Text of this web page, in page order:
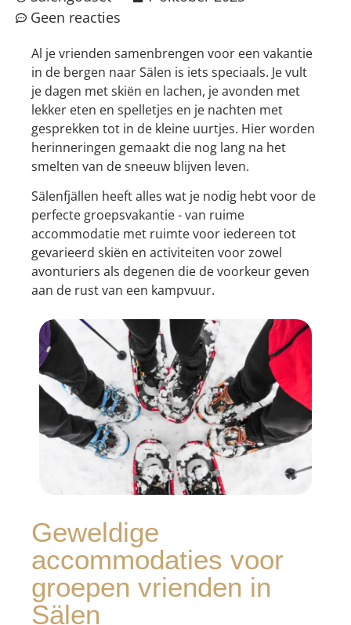
Geen reacties
Al je vrienden samenbrengen voor een vakantie
in de bergen naar Sälen is iets speciaals. Je vult
je dagen met skiën en lachen, je avonden met
lekker eten en spelletjes en je nachten met
gesprekken tot in de kleine uurtjes. Hier worden
herinneringen gemaakt die nog lang na het
smelten van de sneeuw blijven leven.
Sälenfjällen heeft alles wat je nodig hebt voor de
perfecte groepsvakantie - van ruime
accommodatie met ruimte voor iedereen tot
gevarieerd skiën en activiteiten voor zowel
avonturiers als degenen die de voorkeur geven
aan de rust van een kampvuur.
Geweldige
accommodaties voor
groepen vrienden in
Sälen